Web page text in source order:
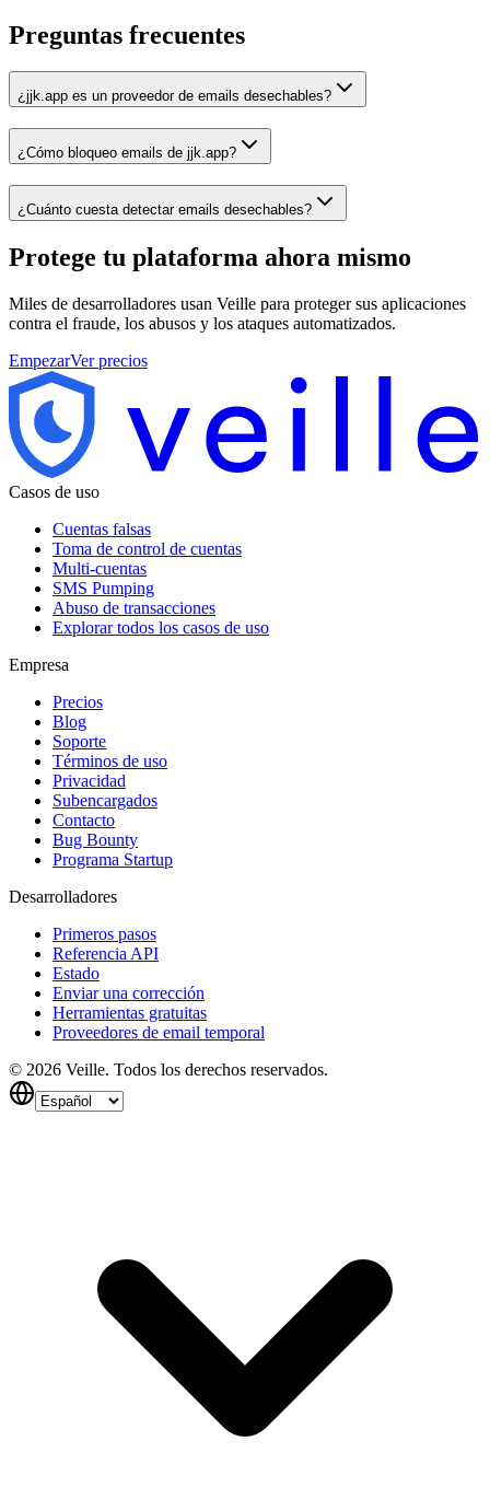
Preguntas frecuentes
¿jjk.app es un proveedor de emails desechables?
¿Cómo bloqueo emails de jjk.app?
¿Cuánto cuesta detectar emails desechables?
Protege tu plataforma ahora mismo
Miles de desarrolladores usan Veille para proteger sus aplicaciones
contra el fraude, los abusos y los ataques automatizados.
EmpezarVer precios
Casos de uso
Cuentas falsas
Toma de control de cuentas
Multi-cuentas
SMS Pumping
Abuso de transacciones
Explorar todos los casos de uso
Empresa
Precios
Blog
Soporte
Términos de uso
Privacidad
Subencargados
Contacto
Bug Bounty
Programa Startup
Desarrolladores
Primeros pasos
Referencia API
Estado
Enviar una corrección
Herramientas gratuitas
Proveedores de email temporal
© 2026 Veille. Todos los derechos reservados.